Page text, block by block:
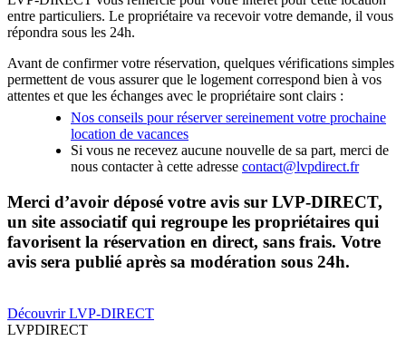
entre particuliers. Le propriétaire va recevoir votre demande, il vous
répondra sous les 24h.
Avant de confirmer votre réservation, quelques vérifications simples
permettent de vous assurer que le logement correspond bien à vos
attentes et que les échanges avec le propriétaire sont clairs :
Nos conseils pour réserver sereinement votre prochaine
location de vacances
Si vous ne recevez aucune nouvelle de sa part, merci de
nous contacter à cette adresse contact@lvpdirect.fr
Merci d’avoir déposé votre avis sur LVP-DIRECT,
un site associatif qui regroupe les propriétaires qui
favorisent la réservation en direct, sans frais. Votre
avis sera publié après sa modération sous 24h.
Découvrir LVP-DIRECT
LVPDIRECT